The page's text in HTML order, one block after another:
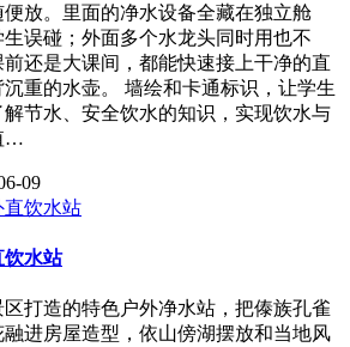
放。里面的净水设备全藏在独立舱
误碰；外面多个水龙头同时用也不
还是大课间，都能快速接上干净的直
重的水壶。 墙绘和卡通标识，让学生
节水、安全饮水的知识，实现饮水与
…
09
饮水站
打造的特色户外净水站，把傣族孔雀
进房屋造型，依山傍湖摆放和当地风